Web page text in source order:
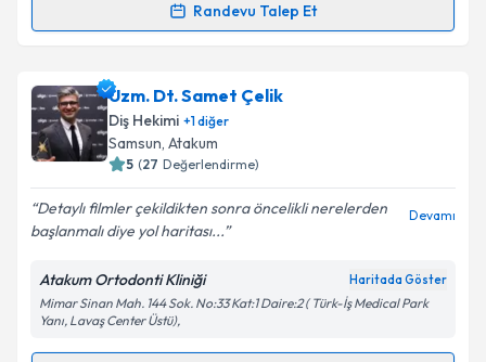
Randevu Talep Et
için bir takvim hazırlandığında e-posta ile
bilgilendireceğiz.
E-posta Adresiniz
Metni'ni okudum ve kişisel verilerimin belirtilen
kapsamda işlenmesini kabul ediyorum.
Uzm. Dt. Samet Çelik
Diş Hekimi +1diğer
Samsun, Atakum
5 (27 Değerlendirme)
Detaylı filmler çekildikten sonra öncelikli nerelerden
başlanmalı diye yol haritası...
Devamı
Atakum Ortodonti Kliniği Haritada Göster
Mimar Sinan Mah. 144 Sok. No:33 Kat:1 Daire:2 ( Türk-İş Medical Park
Yanı, Lavaş Center Üstü),